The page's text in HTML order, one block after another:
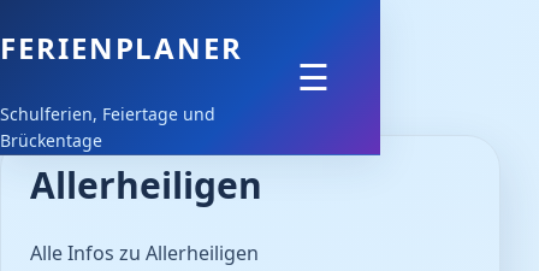
FERIENPLANER
Schulferien, Feiertage und
Brückentage
Feiertage
Schulferien
Downloads
☰
Allerheiligen
Alle Infos zu Allerheiligen